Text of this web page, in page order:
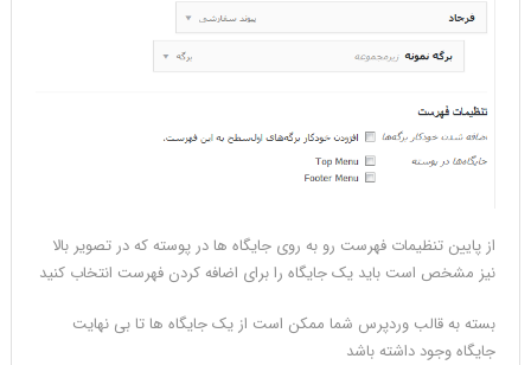
از پایین تنظیمات فهرست رو به روی جایگاه ها در پوسته که در تصویر بالا
نیز مشخص است باید یک جایگاه را برای اضافه کردن فهرست انتخاب کنید
بسته به قالب وردپرس شما ممکن است از یک جایگاه ها تا بی نهایت
جایگاه وجود داشته باشد